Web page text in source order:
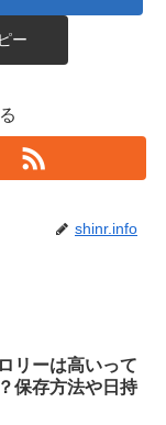
ー
shinr.info
リーは高いって
保存方法や日持